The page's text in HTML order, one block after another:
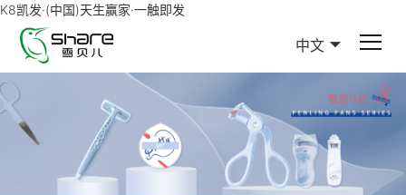
K8凯发·(中国)天生赢家·一触即发
中文